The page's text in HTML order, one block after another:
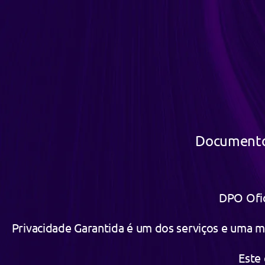
DPO
Privacidade Garantida é um dos serviços e uma
Este